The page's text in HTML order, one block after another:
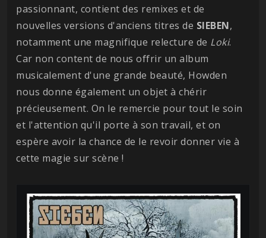
passionnant, contient des remixes et de
nouvelles versions d'anciens titres de SIEBEN,
notamment une magnifique relecture de Loki.
Car non content de nous offrir un album
musicalement d'une grande beauté, Howden
nous donne également un objet à chérir
précieusement. On le remercie pour tout le soin
et l'attention qu'il porte à son travail, et on
espère avoir la chance de le revoir donner vie à
cette magie sur scène !